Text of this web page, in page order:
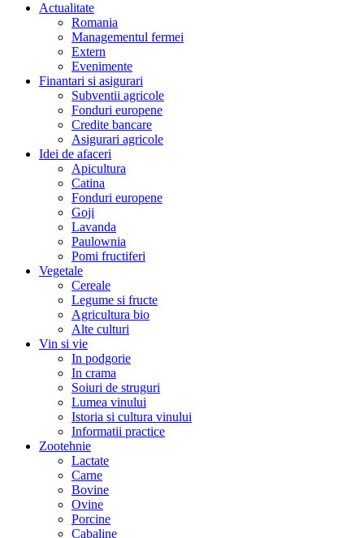
Actualitate
Romania
Managementul fermei
Extern
Evenimente
Finantari si asigurari
Subventii agricole
Fonduri europene
Credite bancare
Asigurari agricole
Idei de afaceri
Apicultura
Catina
Fonduri europene
Goji
Lavanda
Paulownia
Pomi fructiferi
Vegetale
Cereale
Legume si fructe
Agricultura bio
Alte culturi
Vin si vie
In podgorie
In crama
Soiuri de struguri
Lumea vinului
Istoria si cultura vinului
Informatii practice
Zootehnie
Lactate
Carne
Bovine
Ovine
Porcine
Cabaline